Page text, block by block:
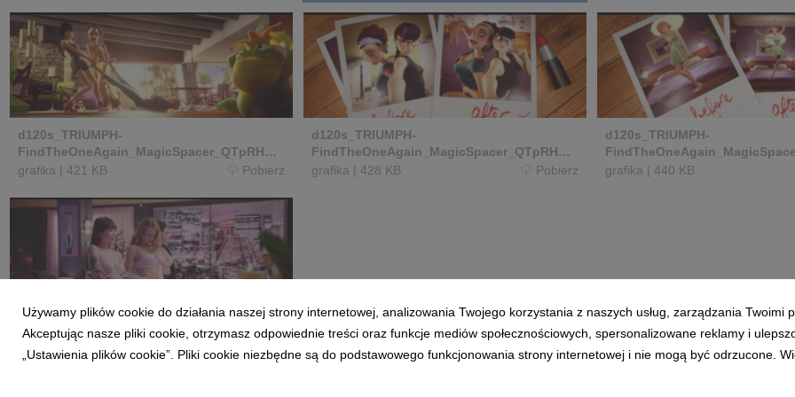
d120s_TRIUMPH-
FindTheOneAgain_MagicSpacer_QTpRHQ.0
0_00_38_08.Still012_copy.jpg
grafika | 421 KB Pobierz
d120s_TRIUMPH-
FindTheOneAgain_MagicSpacer_QTpRHQ.0
0_01_17_07.Still054_copy.jpg
grafika | 428 KB Pobierz
d120s_TRIUMPH-
0_01_16_02.Still053_copy.jpg
grafika | 440 KB
dSchlauch_TRIUMPH-
FindTheOneAgain_MagicBoost_-2dB_QTp
RHQ.00_02_54_14.Still003.jpg
grafika|1,04 MB Pobierz
Używamy plików cookie do działania naszej strony internetowej, analizowania Twojego korzystania z naszych usług, zarządzania
Akceptując nasze pliki cookie, otrzymasz odpowiednie treści oraz funkcje mediów społecznościowych, spersonalizowane reklamy i
„Ustawienia plików cookie”. Pliki cookie niezbędne są do podstawowego funkcjonowania strony internetowej i nie mogą być odrzucone.